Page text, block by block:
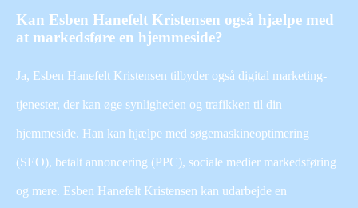
Kan Esben Hanefelt Kristensen også hjælpe med
at markedsføre en hjemmeside?
Ja, Esben Hanefelt Kristensen tilbyder også digital marketing-
tjenester, der kan øge synligheden og trafikken til din
hjemmeside. Han kan hjælpe med søgemaskineoptimering
(SEO), betalt annoncering (PPC), sociale medier markedsføring
og mere. Esben Hanefelt Kristensen kan udarbejde en